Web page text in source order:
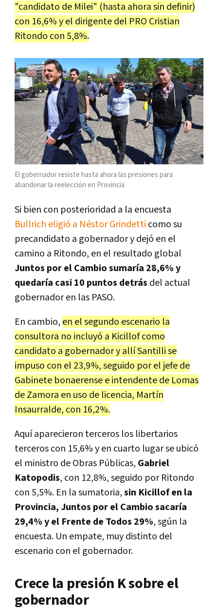
"candidato de Milei" (hasta ahora sin definir)
con 16,6% y el dirigente del PRO Cristian
Ritondo con 5,8%.
El gobernador resiste hasta ahora las presiones para
abandonar la reelección en Provincia
Si bien con posterioridad a la encuesta
Bullrich eligió a Néstor Grindetti como su
precandidato a gobernador y dejó en el
camino a Ritondo, en el resultado global
Juntos por el Cambio sumaría 28,6% y
quedaría casi 10 puntos detrás del actual
gobernador en las PASO.
En cambio, en el segundo escenario la
consultora no incluyó a Kicillof como
candidato a gobernador y allí Santilli se
impuso con el 23,9%, seguido por el jefe de
Gabinete bonaerense e intendente de Lomas
de Zamora en uso de licencia, Martín
Insaurralde, con 16,2%.
Aquí aparecieron terceros los libertarios
terceros con 15,6% y en cuarto lugar se ubicó
el ministro de Obras Públicas, Gabriel
Katopodis, con 12,8%, seguido por Ritondo
con 5,5%. En la sumatoria,sin Kicillof en la
Provincia, Juntos por el Cambio sacaría
29,4% y el Frente de Todos 29%, sgún la
encuesta. Un empate, muy distinto del
escenario con el gobernador.
Crece la presión K sobre el
gobernador